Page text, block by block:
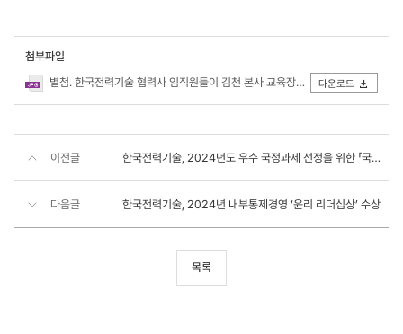
첨부파일
별첨. 한국전력기술 협력사 임직원들이 김천 본사 교육장에서 기술교육 강의를 듣고 있다.jpg
다운로드
이전글 한국전력기술, 2024년도 우수 국정과제 선정을 위한 「국민참여 온라인 투표」 시행
다음글 한국전력기술, 2024년 내부통제경영 ‘윤리 리더십상’ 수상
목록